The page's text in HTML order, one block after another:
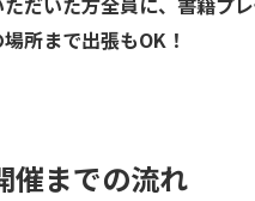
所まで出張もOK！
催までの流れ